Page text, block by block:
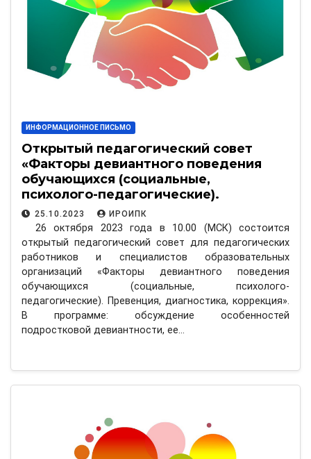
ИНФОРМАЦИОННОЕ ПИСЬМО
Открытый педагогический совет
«Факторы девиантного поведения
обучающихся (социальные,
психолого-педагогические).
Превенция, диагностика, коррекция»
25.10.2023 ИРОИПК
26 октября 2023 года в 10.00 (МСК) состоится
открытый педагогический совет для педагогических
работников и специалистов образовательных
организаций «Факторы девиантного поведения
обучающихся (социальные, психолого-
педагогические). Превенция, диагностика, коррекция».
В программе: обсуждение особенностей
подростковой девиантности, ее…